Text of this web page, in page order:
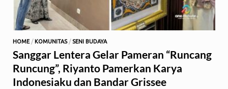
HOME / KOMUNITAS/ SENI BUDAYA
Sanggar Lentera Gelar Pameran “Runcang
Runcung”, Riyanto Pamerkan Karya
Indonesiaku dan Bandar Grissee